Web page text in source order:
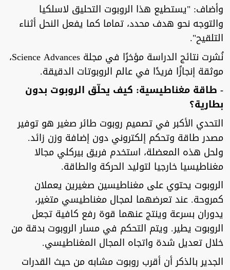
وأضاف: "يستطيع هذا الروبوت التحليق لاسلكيا
والتوجه نحو هدف محدد، تماما كما يفعل النحل أثناء
التلقيح".
نُشرت نتائج الدراسة مؤخرًا في مجلة Science Advances،
موثقة إنجازًا فريدًا في عالم الروبوتات الدقيقة.
- طاقة مغناطيسية: كيف يحلّق الروبوت بدون
بطارية؟
التحدي الأكبر في تصميم روبوت طائر صغير هو توفير
مصدر طاقة وتحكم إلكتروني دون إضافة وزن زائد.
ولحل هذه المعضلة، استخدم فريق بيركلي مجالا
مغناطيسيا خارجيا لتوليد الحركة والطاقة.
الروبوت يحتوي على مغناطيسين صغيرين يعملان
كمروحة. عند تعرضهما لمجال مغناطيسي متغير،
يدوران بسرعة وينتج عنهما قوة رفع كافية تجعل
الروبوت يطير. ويتم التحكم في مسار الروبوت بدقة من
خلال تعديل شدة واتجاه المجال المغناطيسي.
الجدير بالذكر أن أقرب روبوت مشابه من حيث القدرات